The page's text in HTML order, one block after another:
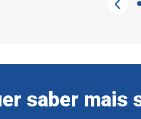
saber mais